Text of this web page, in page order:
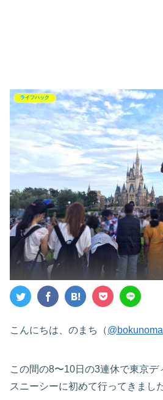
ライフハック
こんにちは、のまち（
この間の8〜10日の3連休で東京デ
スニーシーに初めて行ってきまし